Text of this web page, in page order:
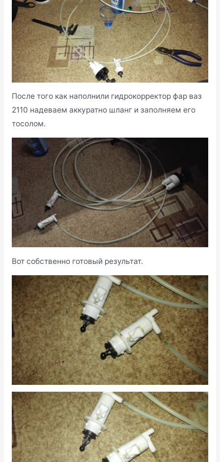
После того как наполнили гидрокорректор фар ваз
2110 надеваем аккуратно шланг и заполняем его
тосолом.
Вот собственно готовый результат.